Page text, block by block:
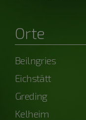
Orte
Beilngries
Eichstätt
Greding
Kelheim